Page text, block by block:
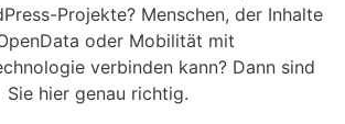
Projekte? Menschen, der Inhalte
oder Mobilität mit
verbinden kann? Dann sind
Sie hier genau richtig.